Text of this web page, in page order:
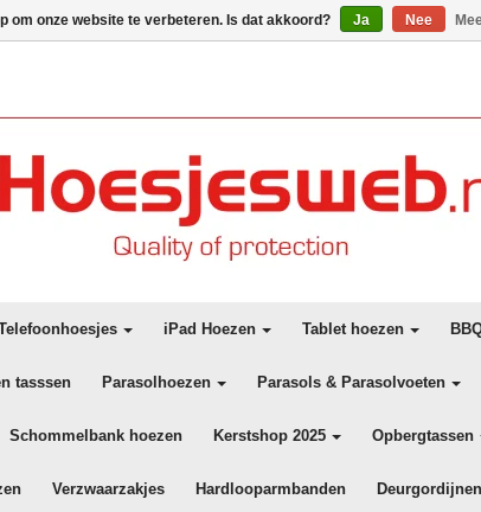
iPad Hoezen Tablet hoezen
tasssen Parasolhoezen Parasols & Parasolvoeten
Schommelbank hoezen Kerstshop 2025 Opbergtassen
Verzwaarzakjes Hardlooparmbanden Deurgordijnen
om onze website te verbeteren. Is dat akkoord? Ja Nee